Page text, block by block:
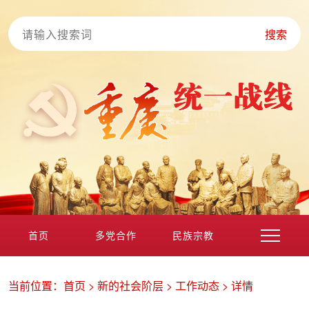
搜索
首页 多党合作 民族宗教
当前位置： 首页 > 新的社会阶层 > 工作动态 > 详情